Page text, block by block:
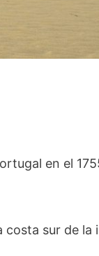
en el
sur de la